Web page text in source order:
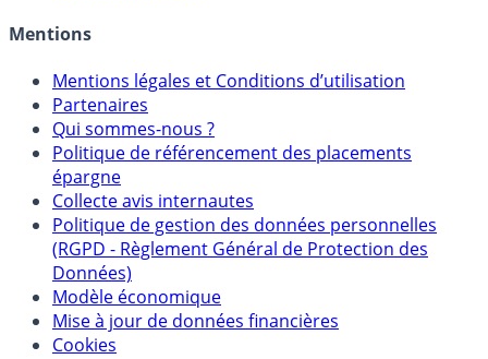
Mentions
Mentions légales et Conditions d’utilisation
Partenaires
Qui sommes-nous ?
Politique de référencement des placements
épargne
Collecte avis internautes
Politique de gestion des données personnelles
(RGPD - Règlement Général de Protection des
Données)
Modèle économique
Mise à jour de données financières
Cookies